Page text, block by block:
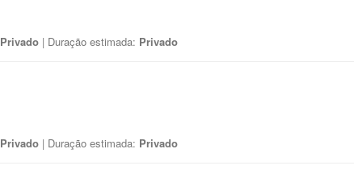
Privado | Duração estimada: Privado
Privado | Duração estimada: Privado